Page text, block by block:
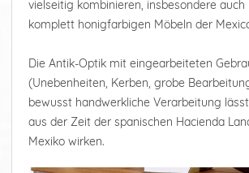
vielseitig kombinieren, insbesondere auch
komplett honigfarbigen Möbeln der
Die Antik-Optik mit eingearbeiteten
(Unebenheiten, Kerben, grobe
bewusst handwerkliche Verarbeitung
aus der Zeit der spanischen Hacienda
Mexiko wirken.